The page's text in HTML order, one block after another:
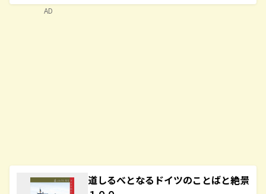
道しるべとなるドイツのことばと絶景
AD